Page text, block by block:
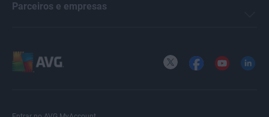
Parceiros e empresas